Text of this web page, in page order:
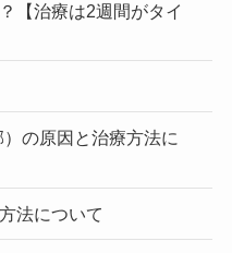
【治療は2週間がタイ
の原因と治療方法に
法について